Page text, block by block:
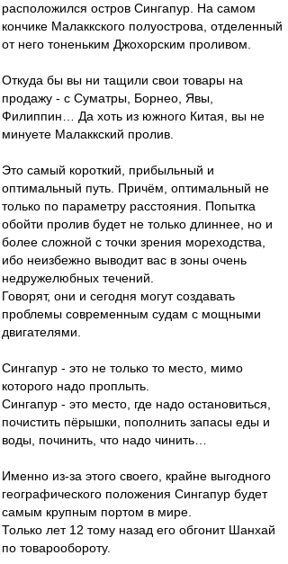
расположился остров Сингапур. На самом
кончике Малаккского полуострова, отделенный
от него тоненьким Джохорским проливом.
Откуда бы вы ни тащили свои товары на
продажу - с Суматры, Борнео, Явы,
Филиппин… Да хоть из южного Китая, вы не
минуете Малаккский пролив.
Это самый короткий, прибыльный и
оптимальный путь. Причём, оптимальный не
только по параметру расстояния. Попытка
обойти пролив будет не только длиннее, но и
более сложной с точки зрения мореходства,
ибо неизбежно выводит вас в зоны очень
недружелюбных течений.
Говорят, они и сегодня могут создавать
проблемы современным судам с мощными
двигателями.
Сингапур - это не только то место, мимо
которого надо проплыть.
Сингапур - это место, где надо остановиться,
почистить пёрышки, пополнить запасы еды и
воды, починить, что надо чинить…
Именно из-за этого своего, крайне выгодного
географического положения Сингапур будет
самым крупным портом в мире.
Только лет 12 тому назад его обгонит Шанхай
по товарообороту.